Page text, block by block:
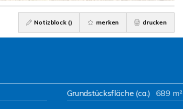
Notizblock () merken drucken
Grundstücksfläche (ca.)
689 m²